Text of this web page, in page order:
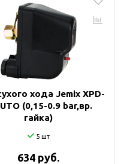
хода Jemix XPD-
(0,15-0.9 bar,вр.
гайка)
5 шт
634 руб.